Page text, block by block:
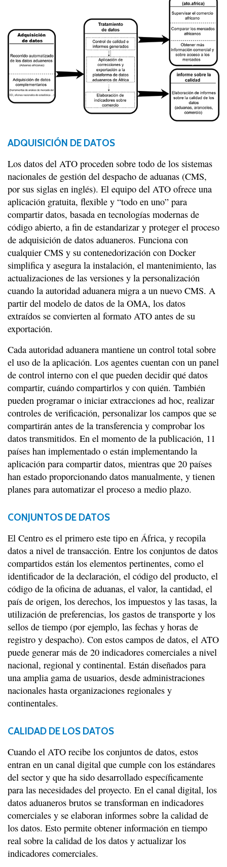
ADQUISICIÓN DE DATOS
Los datos del ATO proceden sobre todo de los sistemas
nacionales de gestión del despacho de aduanas (CMS,
por sus siglas en inglés). El equipo del ATO ofrece una
aplicación gratuita, flexible y “todo en uno” para
compartir datos, basada en tecnologías modernas de
código abierto, a fin de estandarizar y proteger el proceso
de adquisición de datos aduaneros. Funciona con
cualquier CMS y su contenedorización con Docker
simplifica y asegura la instalación, el mantenimiento, las
actualizaciones de las versiones y la personalización
cuando la autoridad aduanera migra a un nuevo CMS. A
partir del modelo de datos de la OMA, los datos
extraídos se convierten al formato ATO antes de su
exportación.
Cada autoridad aduanera mantiene un control total sobre
el uso de la aplicación. Los agentes cuentan con un panel
de control interno con el que pueden decidir qué datos
compartir, cuándo compartirlos y con quién. También
pueden programar o iniciar extracciones ad hoc, realizar
controles de verificación, personalizar los campos que se
compartirán antes de la transferencia y comprobar los
datos transmitidos. En el momento de la publicación, 11
países han implementado o están implementando la
aplicación para compartir datos, mientras que 20 países
han estado proporcionando datos manualmente, y tienen
planes para automatizar el proceso a medio plazo.
CONJUNTOS DE DATOS
El Centro es el primero este tipo en África, y recopila
datos a nivel de transacción. Entre los conjuntos de datos
compartidos están los elementos pertinentes, como el
identificador de la declaración, el código del producto, el
código de la oficina de aduanas, el valor, la cantidad, el
país de origen, los derechos, los impuestos y las tasas, la
utilización de preferencias, los gastos de transporte y los
sellos de tiempo (por ejemplo, las fechas y horas de
registro y despacho). Con estos campos de datos, el ATO
puede generar más de 20 indicadores comerciales a nivel
nacional, regional y continental. Están diseñados para
una amplia gama de usuarios, desde administraciones
nacionales hasta organizaciones regionales y
continentales.
CALIDAD DE LOS DATOS
Cuando el ATO recibe los conjuntos de datos, estos
entran en un canal digital que cumple con los estándares
del sector y que ha sido desarrollado específicamente
para las necesidades del proyecto. En el canal digital, los
datos aduaneros brutos se transforman en indicadores
comerciales y se elaboran informes sobre la calidad de
los datos. Esto permite obtener información en tiempo
real sobre la calidad de los datos y actualizar los
indicadores comerciales.